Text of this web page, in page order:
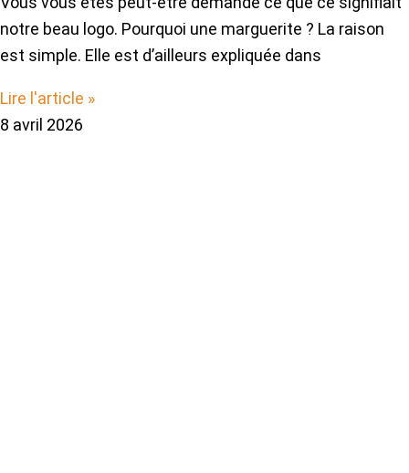
notre beau logo. Pourquoi une marguerite ? La raison
est simple. Elle est d’ailleurs expliquée dans
Lire l'article »
8 avril 2026